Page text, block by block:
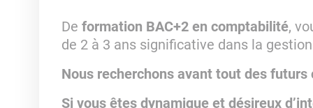
De formation BAC+2 en comptabilité,
de 2 à 3 ans significative dans la
Nous recherchons avant tout des
Si vous êtes dynamique et désireux